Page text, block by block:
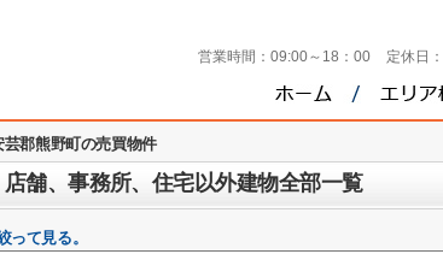
営業時間： 09:00～18：00 定休日：
芸郡熊野町の売買物件
舗、事務所、住宅以外建物全部一覧
て見る。